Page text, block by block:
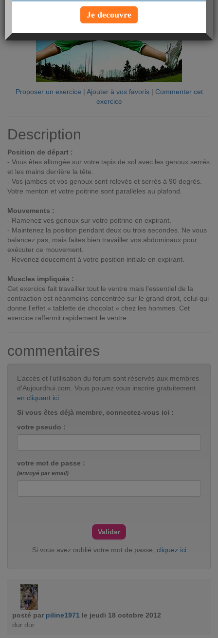
Proposer un exercice | Ajouter à vos favoris| Commenter cet
exercice
Description
Position de départ :
- Vous êtes allongée sur votre tapis de sol avec les genoux serrés
et les mains derrière la tête.
- Vos jambes et vos genoux sont relevés et serrés à 90 degrés.
Votre menton et votre poitrine sont parallèles au plafond.
Mouvements :
- Ramenez vos genoux sur votre poitrine en expirant.
- Maintenez la position pendant deux ou trois secondes. Ne vous
balancez pas, mais faites bien travailler vos abdominaux pour
exécuter ce mouvement.
- Revenez doucement à votre position initiale en expirant.
Muscles impliqués :
Cet exercice fait travailler tout le ventre mais l'essentiel de la
contraction est néanmoins concentrée sur le grand droit, celui qui
donne l'effet « tablette de chocolat » chez les hommes. Cet
exercice raffermit rapidement le ventre.
commentaires
L’accès et l’utilisation du forum sont réservés aux membres
d'Aujourdhui.com. Vous pouvez vous inscrire gratuitement
en cliquant ici
Si vous êtes déjà membre, connectez-vous ici :
votre pseudo :
votre mot de passe :
(envoyé par email)
Si vous avez oublié votre mot de passe, cliquez ici
posté par piline1971 le jeudi 18 octobre 2012
dur dur
Je decouvre